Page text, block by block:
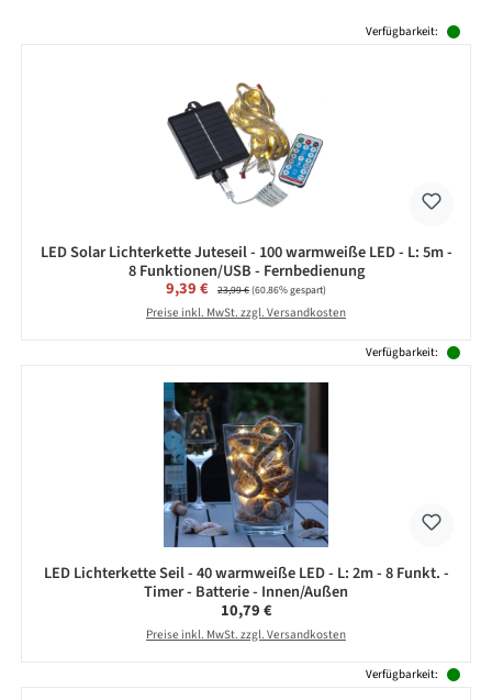
Verfügbarkeit:
LED Solar Lichterkette Juteseil - 100 warmweiße LED - L: 5m -
8 Funktionen/USB - Fernbedienung
Verkaufspreis:
9,39 € Regulärer Preis:
23,99 €(60.86% gespart)
Preise inkl. MwSt. zzgl. Versandkosten
Verfügbarkeit:
LED Lichterkette Seil - 40 warmweiße LED - L: 2m - 8 Funkt. -
Timer - Batterie - Innen/Außen
Regulärer Preis:
10,79 €
Preise inkl. MwSt. zzgl. Versandkosten
Verfügbarkeit: